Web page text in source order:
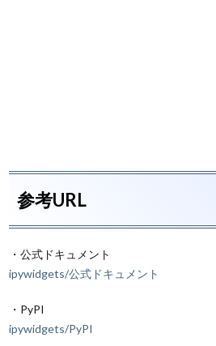
参考URL
・公式ドキュメント
ipywidgets/公式ドキュメント
・PyPI
ipywidgets/PyPI